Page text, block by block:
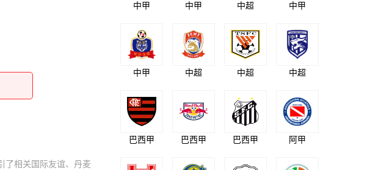
了相关国际友谊、丹麦
中甲 中甲 中超 中甲
中甲 中超 中超 中超
巴西甲 巴西甲 巴西甲 阿甲